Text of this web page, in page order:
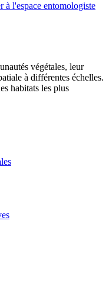
à l'espace entomologiste
végétales, leur
à différentes échelles.
habitats les plus